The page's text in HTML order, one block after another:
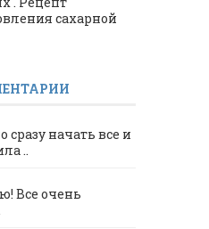
сахарной
начать все и
..
Все очень